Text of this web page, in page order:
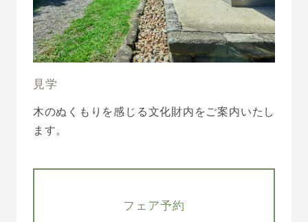
見学
木のぬくもりを感じる文化財内をご案内いたし
ます。
フェア予約